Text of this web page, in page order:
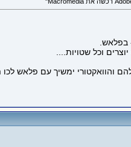
בפלאש.
וכל שטויות....
והוואקטורי ימשיך עם פלאש לכו